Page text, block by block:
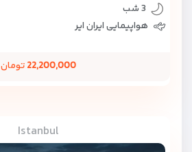
3 شب
هواپیمایی ایران ایر
22,200,000تومان
Istanbul